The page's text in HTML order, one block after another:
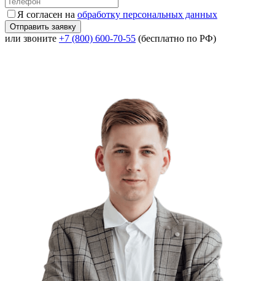
Я согласен на обработку персональных данных
или звоните +7 (800) 600-70-55 (бесплатно по РФ)